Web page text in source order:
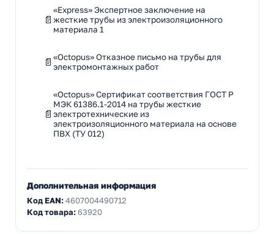
«Express» Экспертное заключение на
жесткие трубы из электроизоляционного
материала 1
«Octopus» Отказное письмо на трубы для
электромонтажных работ
«Octopus» Сертификат соответствия ГОСТ Р
МЭК 61386.1-2014 на трубы жесткие
электротехнические из
электроизоляционного материала на основе
ПВХ (ТУ 012)
Дополнительная информация
Код EAN:4607004490712
Код товара:63920